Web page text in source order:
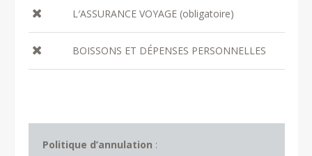
L′ASSURANCE VOYAGE (obligatoire)
BOISSONS ET DÉPENSES PERSONNELLES
Politique d’annulation :